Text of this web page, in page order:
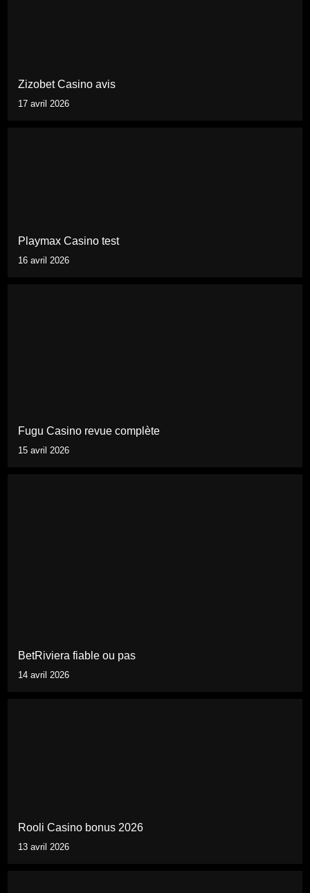
Zizobet Casino avis
17 avril 2026
Playmax Casino test
16 avril 2026
Fugu Casino revue complète
15 avril 2026
BetRiviera fiable ou pas
14 avril 2026
Rooli Casino bonus 2026
13 avril 2026